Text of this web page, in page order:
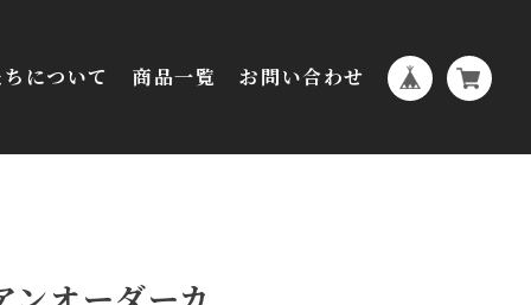
について 商品一覧 お問い合わせ